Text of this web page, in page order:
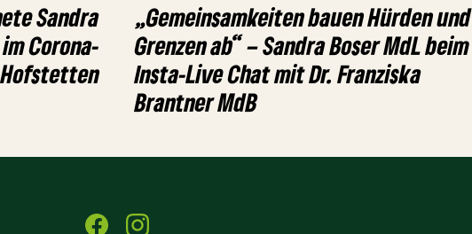
Sandra
Corona-
„Gemeinsamkeiten bauen Hürden und
Grenzen ab“ – Sandra Boser MdL beim
Insta-Live Chat mit Dr. Franziska
Brantner MdB